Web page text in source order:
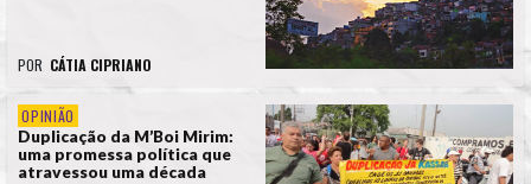
POR CÁTIA CIPRIANO
OPINIÃO
Duplicação da M’Boi Mirim:
uma promessa política que
atravessou uma década